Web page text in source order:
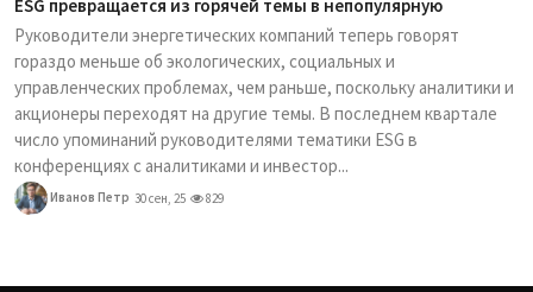
ESG превращается из горячей темы в непопулярную
Руководители энергетических компаний теперь говорят
гораздо меньше об экологических, социальных и
управленческих проблемах, чем раньше, поскольку аналитики и
акционеры переходят на другие темы. В последнем квартале
число упоминаний руководителями тематики ESG в
конференциях с аналитиками и инвестор...
Иванов Петр 30 сен, 25 829